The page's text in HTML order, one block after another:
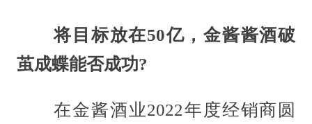
将目标放在50亿，金酱酱酒破
茧成蝶能否成功?
在金酱酒业2022年度经销商圆